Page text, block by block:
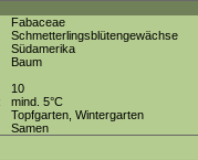
Fabaceae
Schmetterlingsblütengewächse
Südamerika
Baum
10
mind. 5°C
Topfgarten, Wintergarten
Samen